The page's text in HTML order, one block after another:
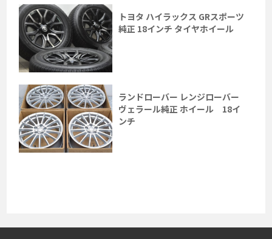
トヨタ ハイラックス GRスポーツ
純正 18インチ タイヤホイール
ランドローバー レンジローバー
ヴェラール純正 ホイール 18イ
ンチ